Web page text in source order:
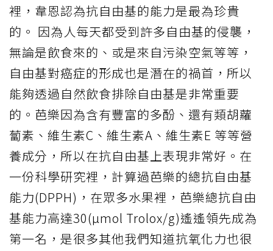
裡，韋恩認為抗自由基的能力是最為珍貴
的。 因為人每天都受到許多自由基的侵襲，
無論是飲食來的、或是來自污染空氣等等，
自由基對癌症的形成也是潛在的禍首，所以
能夠透過自然飲食排除自由基是非常重要
的。芭樂因為含有豐富的多酚、還有類胡蘿
蔔素、維生素C、維生素A、維生素E 等等營
養成分，所以在抗自由基上表現非常好。在
一份科學研究裡，計算過芭樂的總抗自由基
能力(DPPH)，在眾多水果裡，芭樂總抗自由
基能力高達30(µmol Trolox/g)遙遙領先成為
第一名，是很多其他我們知道抗氧化力也很